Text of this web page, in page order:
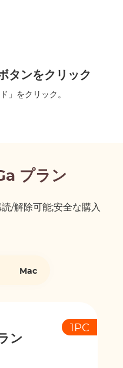
タンをクリック
」をクリック。
プラン
/解除可能;安全な購入
Mac
ン
1PC